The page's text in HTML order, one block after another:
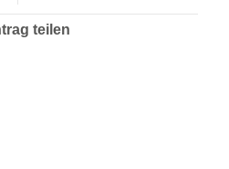
teilen